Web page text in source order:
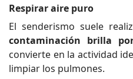
Respirar aire puro
El senderismo suele
contaminación brilla
convierte en la actividad
limpiar los pulmones.